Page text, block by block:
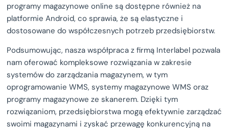
programy magazynowe online są dostępne również na
platformie Android, co sprawia, że są elastyczne i
dostosowane do współczesnych potrzeb przedsiębiorstw.
Podsumowując, nasza współpraca z firmą Interlabel pozwala
nam oferować kompleksowe rozwiązania w zakresie
systemów do zarządzania magazynem, w tym
oprogramowanie WMS, systemy magazynowe WMS oraz
programy magazynowe ze skanerem. Dzięki tym
rozwiązaniom, przedsiębiorstwa mogą efektywnie zarządzać
swoimi magazynami i zyskać przewagę konkurencyjną na